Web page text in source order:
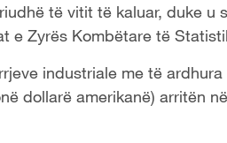
të vitit të kaluar, duke u
e Zyrës Kombëtare të
industriale me të
dollarë amerikanë) arritën